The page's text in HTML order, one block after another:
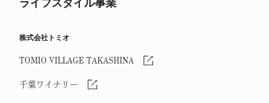
ライフスタイル事業
株式会社トミオ
TOMIO VILLAGE TAKASHINA
千葉ワイナリー